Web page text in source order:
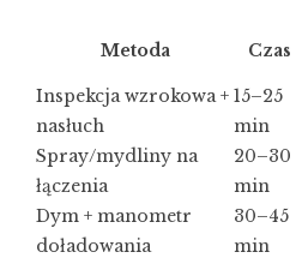
Metoda Czas
Inspekcja wzrokowa +
nasłuch
15–25
min
Spray/mydliny na
łączenia
20–30
min
Dym + manometr
doładowania
30–45
min